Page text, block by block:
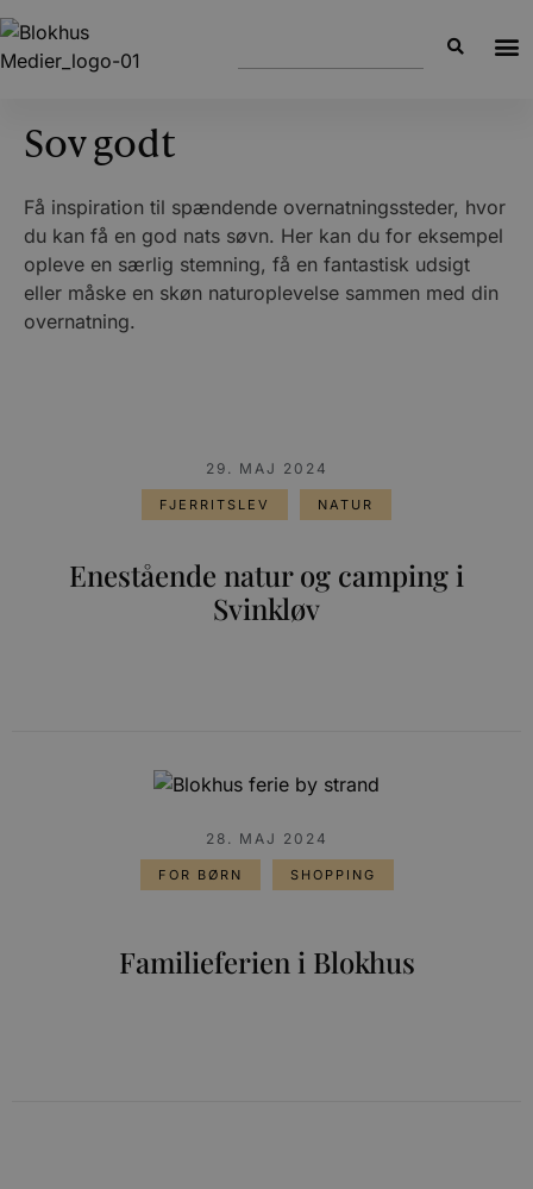
Sov godt
Få inspiration til spændende overnatningssteder, hvor
du kan få en god nats søvn. Her kan du for eksempel
opleve en særlig stemning, få en fantastisk udsigt
eller måske en skøn naturoplevelse sammen med din
overnatning.
FJERRITSLEV NATUR
Enestående natur og camping i
Svinkløv
29. MAJ 2024
FOR BØRN SHOPPING
Familieferien i Blokhus
28. MAJ 2024